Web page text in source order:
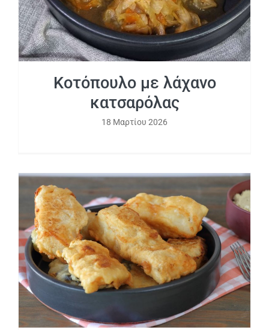
Κοτόπουλο με λάχανο
κατσαρόλας
18 Μαρτίου 2026
Το τραπέζι της 25ης Μαρτίου